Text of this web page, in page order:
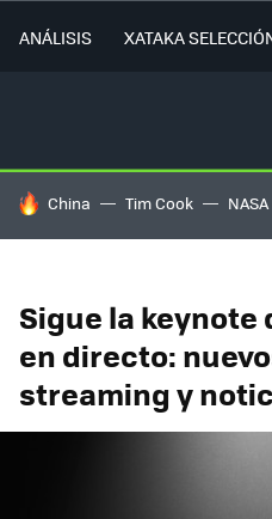
ANÁLISIS XATAKA
HOY SE HABLA DE
China Tim Cook NASA
Sigue la keynote
en directo:
streaming y